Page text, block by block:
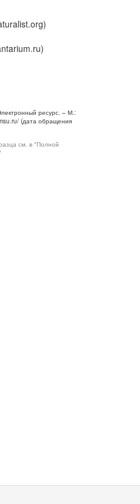
ресурс. – М.:
(дата обращения
см. в "Полной